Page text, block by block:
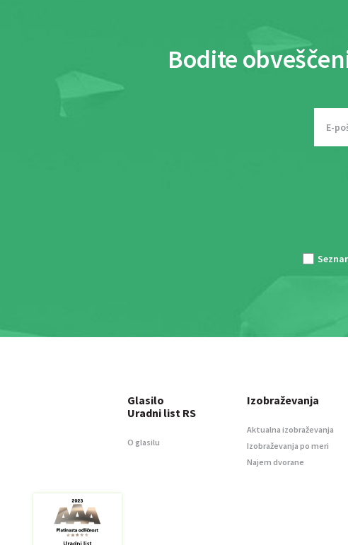
Bodite
Glasilo
Uradni list RS
O glasilu
Izobraževanja
Aktualna izobraževanja
Izobraževanja po meri
Najem dvorane